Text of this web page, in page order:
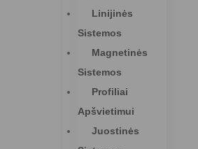
Linijinės
Sistemos
Magnetinės
Sistemos
Profiliai
Apšvietimui
Juostinės